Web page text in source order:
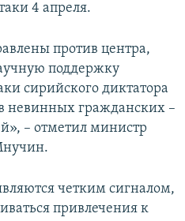
4 апреля.
против центра,
поддержку
сирийского диктатора
невинных гражданских –
– отметил министр
четким сигналом,
привлечения к